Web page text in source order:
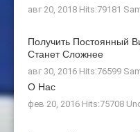
авг 20, 2018 Hits:79181
Получить Постоянный
Станет Сложнее
авг 30, 2016 Hits:76599
О Нас
фев 20, 2016 Hits:75708